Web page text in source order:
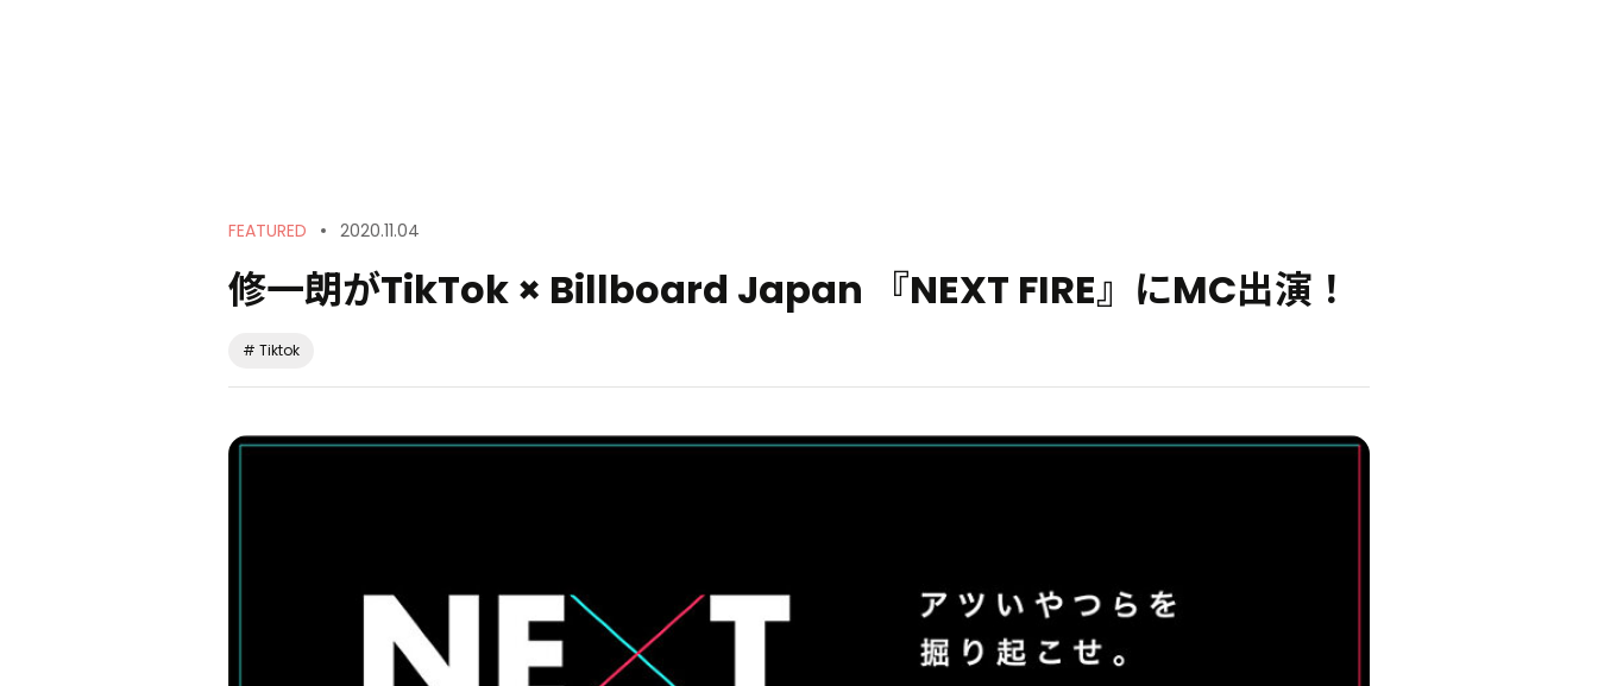
Service
Creators
Works
EVENT
圧ねぇがBS10×17LIVEコラボ企画『Bリー
定！
2026.02.05
「Star Creation Next」始動
アカウント運用代行
ショート動画アカウント運用を代行します
音楽・ダンスのことならお任せください
FEATURED 2020.11.04
修一朗がTikTok × Billboard Japan 『NEXT FIRE』にMC出演！
# Tiktok